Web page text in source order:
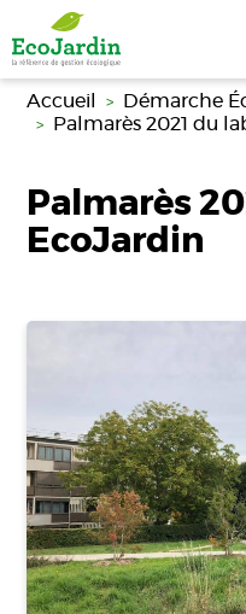
Aller au contenu
Accueil
Démarche
Palmarès 2021 du
Palmarès
EcoJardin